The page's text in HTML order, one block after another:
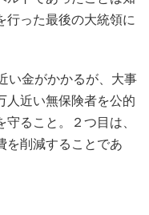
行った最後の大統領に
い金がかかるが、大事
人近い無保険者を公的
ること。２つ目は、
を削減することであ